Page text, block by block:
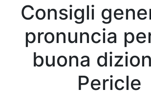
Consigli
pronuncia
buona
Pericle